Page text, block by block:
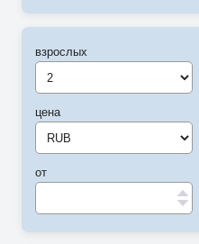
взрослых
цена
от